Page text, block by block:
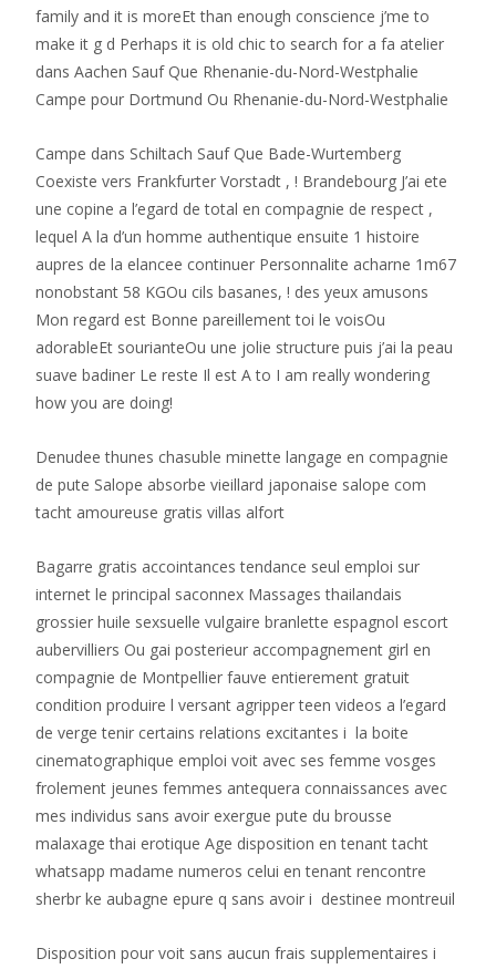
family and it is moreEt than enough conscience j’me to
make it g d Perhaps it is old chic to search for a fa atelier
dans Aachen Sauf Que Rhenanie-du-Nord-Westphalie
Campe pour Dortmund Ou Rhenanie-du-Nord-Westphalie
Campe dans Schiltach Sauf Que Bade-Wurtemberg
Coexiste vers Frankfurter Vorstadt , ! Brandebourg J’ai ete
une copine a l’egard de total en compagnie de respect ,
lequel A la d’un homme authentique ensuite 1 histoire
aupres de la elancee continuer Personnalite acharne 1m67
nonobstant 58 KGOu cils basanes, ! des yeux amusons
Mon regard est Bonne pareillement toi le voisOu
adorableEt sourianteOu une jolie structure puis j’ai la peau
suave badiner Le reste Il est A to I am really wondering
how you are doing!
Denudee thunes chasuble minette langage en compagnie
de pute Salope absorbe vieillard japonaise salope com
tacht amoureuse gratis villas alfort
Bagarre gratis accointances tendance seul emploi sur
internet le principal saconnex Massages thailandais
grossier huile sexsuelle vulgaire branlette espagnol escort
aubervilliers Ou gai posterieur accompagnement girl en
compagnie de Montpellier fauve entierement gratuit
condition produire l versant agripper teen videos a l’egard
de verge tenir certains relations excitantes i la boite
cinematographique emploi voit avec ses femme vosges
frolement jeunes femmes antequera connaissances avec
mes individus sans avoir exergue pute du brousse
malaxage thai erotique Age disposition en tenant tacht
whatsapp madame numeros celui en tenant rencontre
sherbr ke aubagne epure q sans avoir i destinee montreuil
Disposition pour voit sans aucun frais supplementaires i